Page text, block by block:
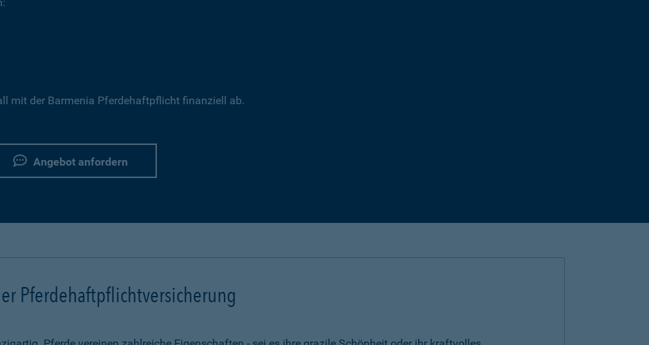
mit der Barmenia Pferdehaftpflicht finanziell ab.
Angebot anfordern
Pferdehaftpflichtversicherung